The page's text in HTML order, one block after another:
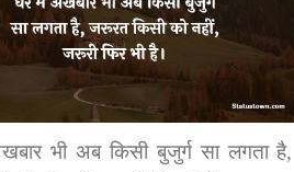
भी अब किसी बुजुर्ग सा लगता है,